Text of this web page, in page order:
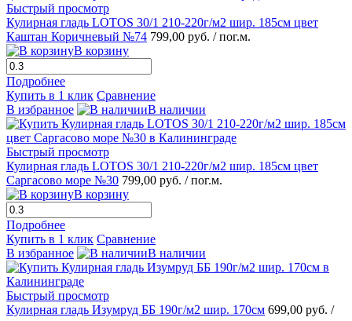
Быстрый просмотр
Кулирная гладь LOTOS 30/1 210-220г/м2 шир. 185см цвет
Каштан Коричневый №74 799,00 руб. / пог.м.
В корзину
Подробнее
Купить в 1 клик Сравнение
В избранное
В наличии
Быстрый просмотр
Кулирная гладь LOTOS 30/1 210-220г/м2 шир. 185см цвет
Саргасово море №30 799,00 руб. / пог.м.
В корзину
Подробнее
Купить в 1 клик Сравнение
В избранное
В наличии
Быстрый просмотр
Кулирная гладь Изумруд ББ 190г/м2 шир. 170см 699,00 руб. /